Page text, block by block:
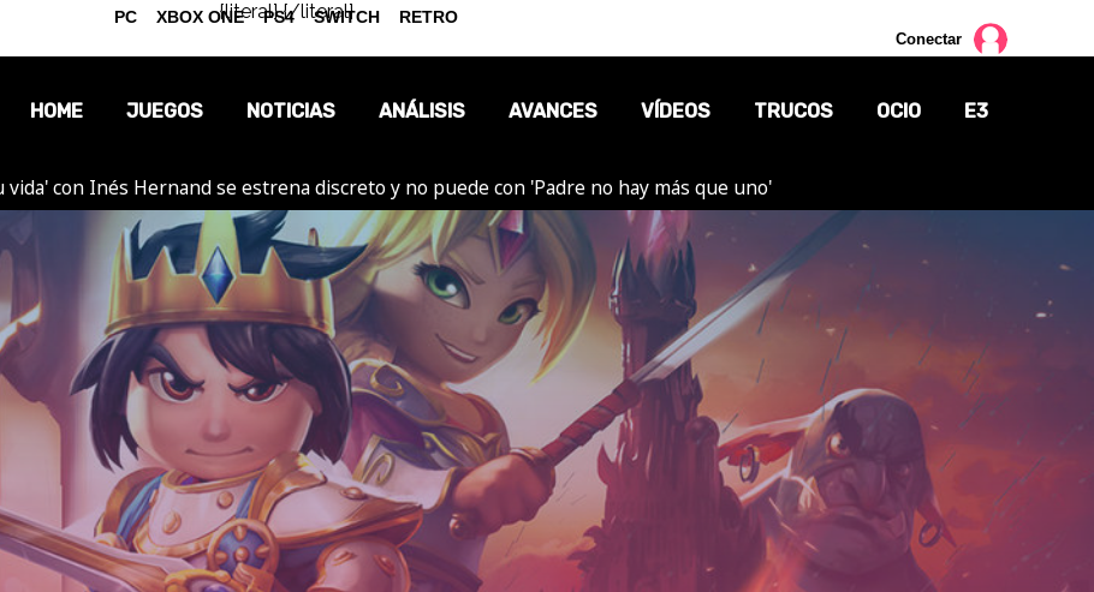
{literal}{/literal}
Conectar
HOME JUEGOS NOTICIAS
OPINIÓN
REPORTAJES
ANÁLISIS AVANCES VÍDEOS TRUCOS OCIO
MANGA
E3
vida' con Inés Hernand se estrena discreto y no puede con 'Padre no hay más que uno'
PC XBOX ONE PS4 SWITCH RETRO